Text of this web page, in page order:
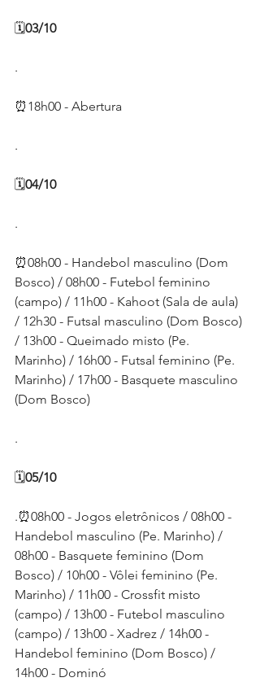
🗓03/10
.
⏰18h00 - Abertura
.
🗓04/10
.
⏰08h00 - Handebol masculino (Dom
Bosco) / 08h00 - Futebol feminino
(campo) / 11h00 - Kahoot (Sala de aula)
/ 12h30 - Futsal masculino (Dom Bosco)
/ 13h00 - Queimado misto (Pe.
Marinho) / 16h00 - Futsal feminino (Pe.
Marinho) / 17h00 - Basquete masculino
(Dom Bosco)
.
🗓05/10
.⏰08h00 - Jogos eletrônicos / 08h00 -
Handebol masculino (Pe. Marinho) /
08h00 - Basquete feminino (Dom
Bosco) / 10h00 - Vôlei feminino (Pe.
Marinho) / 11h00 - Crossfit misto
(campo) / 13h00 - Futebol masculino
(campo) / 13h00 - Xadrez / 14h00 -
Handebol feminino (Dom Bosco) /
14h00 - Dominó